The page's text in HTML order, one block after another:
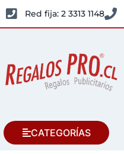
Red fija: 2 3313 1148
CATEGORÍAS